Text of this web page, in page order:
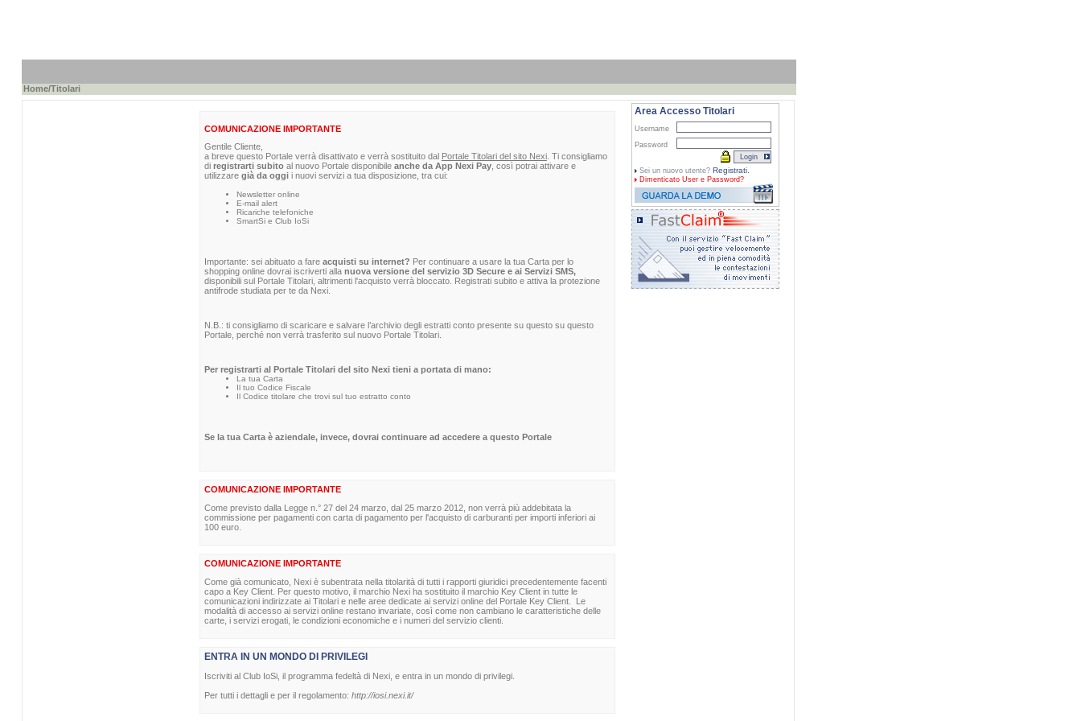
Home/Titolari
COMUNICAZIONE IMPORTANTE
Gentile Cliente,
a breve questo Portale verrà disattivato e verrà sostituito dal Portale Titolari del sito Nexi. Ti consigliamo
diregistrarti subitoal nuovo Portale disponibile anche da App Nexi Pay, così potrai attivare e
utilizzare già da oggii nuovi servizi a tua disposizione, tra cui:
Newsletter online
E-mail alert
Ricariche telefoniche
SmartSi e Club IoSi
Importante: sei abituato a fare acquisti su internet? Per continuare a usare la tua Carta per lo
shopping online dovrai iscriverti alla nuova versione del servizio 3D Secure e ai Servizi SMS,
disponibili sul Portale Titolari, altrimenti l'acquisto verrà bloccato. Registrati subito e attiva la protezione
antifrode studiata per te da Nexi.
N.B.: ti consigliamo di scaricare e salvare l’archivio degli estratti conto presente su questo su questo
Portale, perché non verrà trasferito sul nuovo Portale Titolari.
Per registrarti al Portale Titolari del sito Nexi tieni a portata di mano:
La tua Carta
Il tuo Codice Fiscale
Il Codice titolare che trovi sul tuo estratto conto
Se la tua Carta è aziendale, invece, dovrai continuare ad accedere a questo Portale
COMUNICAZIONE IMPORTANTE
Come previsto dalla Legge n.° 27 del 24 marzo, dal 25 marzo 2012, non verrà più addebitata la
commissione per pagamenti con carta di pagamento per l'acquisto di carburanti per importi inferiori ai
100 euro.
COMUNICAZIONE IMPORTANTE
Come già comunicato, Nexi è subentrata nella titolarità di tutti i rapporti giuridici precedentemente facenti
capo a Key Client. Per questo motivo, il marchio Nexi ha sostituito il marchio Key Client in tutte le
comunicazioni indirizzate ai Titolari e nelle aree dedicate ai servizi online del Portale Key Client. Le
modalità di accesso ai servizi online restano invariate, così come non cambiano le caratteristiche delle
carte, i servizi erogati, le condizioni economiche e i numeri del servizio clienti.
ENTRA IN UN MONDO DI PRIVILEGI
Iscriviti al Club IoSi, il programma fedeltà di Nexi, e entra in un mondo di privilegi.
Per tutti i dettagli e per il regolamento: http://iosi.nexi.it/
Area Accesso Titolari
Username
Password
Sei un nuovo utente? Registrati.
Dimenticato User e Password?